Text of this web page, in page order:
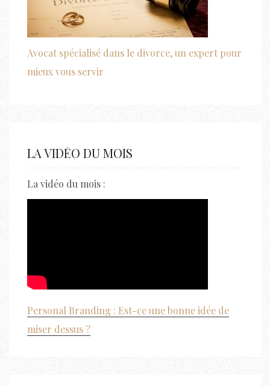
Avocat spécialisé dans le divorce, un expert pour
mieux vous servir
LA VIDÉO DU MOIS
La vidéo du mois :
Personal Branding : Est-ce une bonne idée de
miser dessus ?